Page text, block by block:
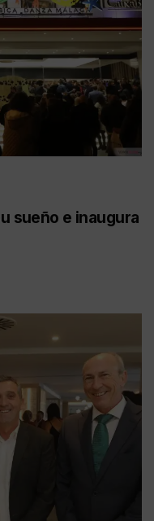
sueño e inaugura